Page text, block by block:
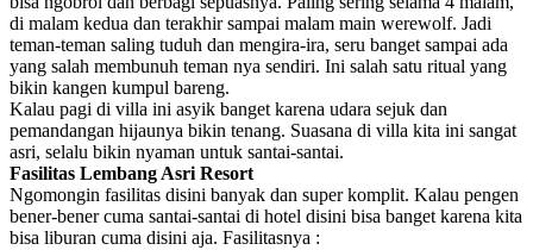
di malam kedua dan terakhir sampai malam main werewolf. Jadi
teman-teman saling tuduh dan mengira-ira, seru banget sampai ada
yang salah membunuh teman nya sendiri. Ini salah satu ritual yang
bikin kangen kumpul bareng.
Kalau pagi di villa ini asyik banget karena udara sejuk dan
pemandangan hijaunya bikin tenang. Suasana di villa kita ini sangat
asri, selalu bikin nyaman untuk santai-santai.
Fasilitas Lembang Asri Resort
Ngomongin fasilitas disini banyak dan super komplit. Kalau pengen
bener-bener cuma santai-santai di hotel disini bisa banget karena kita
bisa liburan cuma disini aja. Fasilitasnya :